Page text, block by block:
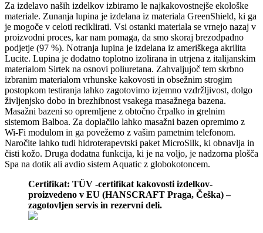
Za izdelavo naših izdelkov izbiramo le najkakovostnejše ekološke
materiale. Zunanja lupina je izdelana iz materiala GreenShield, ki ga
je mogoče v celoti reciklirati. Vsi ostanki materiala se vrnejo nazaj v
proizvodni proces, kar nam pomaga, da smo skoraj brezodpadno
podjetje (97 %). Notranja lupina je izdelana iz ameriškega akrilita
Lucite. Lupina je dodatno toplotno izolirana in utrjena z italijanskim
materialom Sirtek na osnovi poliuretana. Zahvaljujoč tem skrbno
izbranim materialom vrhunske kakovosti in obsežnim strogim
postopkom testiranja lahko zagotovimo izjemno vzdržljivost, dolgo
življenjsko dobo in brezhibnost vsakega masažnega bazena.
Masažni bazeni so opremljene z obtočno črpalko in grelnim
sistemom Balboa. Za doplačilo lahko masažni bazen opremimo z
Wi-Fi modulom in ga povežemo z vašim pametnim telefonom.
Naročite lahko tudi hidroterapevtski paket MicroSilk, ki obnavlja in
čisti kožo. Druga dodatna funkcija, ki je na voljo, je nadzorna plošča
Spa na dotik ali avdio sistem Aquatic z globokotoncem.
Certifikat: TÜV -certifikat kakovosti izdelkov-
proizvedeno v EU (HANSCRAFT Praga, Češka) –
zagotovljen servis in rezervni deli.